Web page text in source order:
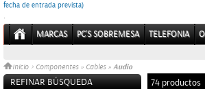
fecha de entrada prevista)
.
MARCAS PC'S SOBREMESA TELEFONIA
Inicio > Componentes » Cables » Audio
REFINAR BÚSQUEDA
74 productos